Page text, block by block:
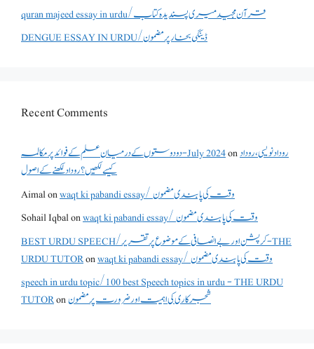
quran majeed essay in urdu/قرآن مجید میری پسندیدہ کتاب
DENGUE ESSAY IN URDU/ڈینگی بخار پر مضمون
Recent Comments
دو دوستوں کے درمیان علم کے فوائد پر مکالمہ - July 2024onروداد نویسی ،روداد
کیسے لکھیں؟ روداد لکھنے کے اصول
Aimalon
waqt ki pabandi essay/ وقت کی پابندی مضمون
Sohail Iqbalon
waqt ki pabandi essay/ وقت کی پابندی مضمون
BEST URDU SPEECH/کرپشن اور بے انصافی کے موضوع پر تقریر - THE
URDU TUTORon
waqt ki pabandi essay/ وقت کی پابندی مضمون
speech in urdu topic/100 best Speech topics in urdu - THE URDU
TUTORonشجرکاری کی اہمیت اور ضرورت پر مضمون